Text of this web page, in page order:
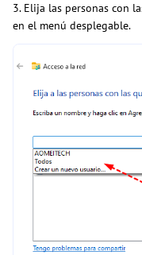
3. Elija las personas con
en el menú desplegable.